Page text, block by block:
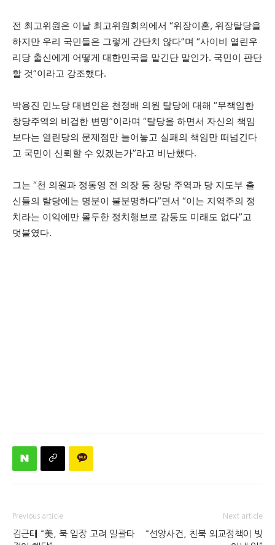
전 최고위원은 이날 최고위원회의에서 “위장이혼, 위장탈당을
하지만 우리 국민들은 그렇게 간단치 않다”며 “사이비 열린우
리당 출신에게 어떻게 대한민국을 맡긴단 말인가. 국민이 판단
할 것”이라고 강조했다.
박용진 민노당 대변인은 천정배 의원 탈당에 대해 “무책임한
창당주역의 비겁한 변명”이라며 “탈당을 하면서 자신의 책임
보다는 열린당의 문제점만 늘어놓고 실패의 책임만 떠넘긴다
고 국민이 신뢰할 수 있겠는가”라고 비난했다.
그는 “천 의원과 정동영 전 의장 등 창당 주역과 당 지도부 출
신들의 탈당에는 명분이 불분명하다”면서 “이는 지역주의 정
치라는 이익에만 몰두한 정치행보로 감동도 미래도 없다”고
덧붙였다.
Previous article
김근태 “美, 북 입장 고려 일괄타
Next article
“선양사건, 친북 외교정책이 빚